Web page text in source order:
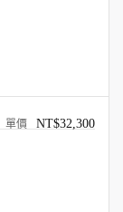
NT$32,300